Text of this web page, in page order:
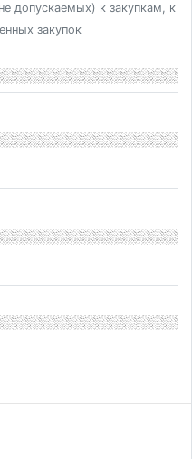
допускаемых) к закупкам, к
закупок